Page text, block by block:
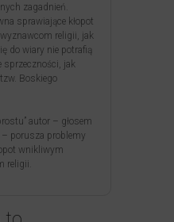
zagadnień.
sprawiające kłopot
religii, jak
do wiary nie potrafią
sprzeczności, jak
Boskiego
autor – głosem
porusza problemy
wnikliwym
religii.